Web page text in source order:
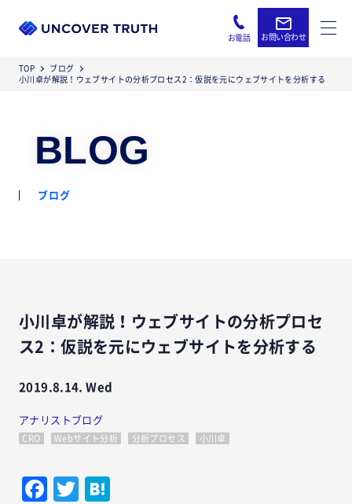
お問い合わせ
お電話
TOP
ブログ
小川卓が解説！ウェブサイトの分析プロセス2：仮説を元にウェブサイトを分析する
BLOG
ブログ
小川卓が解説！ウェブサイトの分析プロセ
ス2：仮説を元にウェブサイトを分析する
2019.8.14. Wed
アナリストブログ
CRO Webサイト分析 分析プロセス 小川卓
Facebook
Twitter